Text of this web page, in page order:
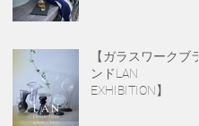
【ガラスワークブラ
ンドLAN
EXHIBITION】